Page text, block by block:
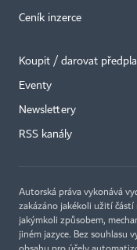
Ceník inzerce
Koupit / darovat
Eventy
Newslettery
RSS kanály
Autorská práva vykonává
zakázáno jakékoli užití částí
jakýmkoli způsobem,
jiném jazyce. Bez souhlasu